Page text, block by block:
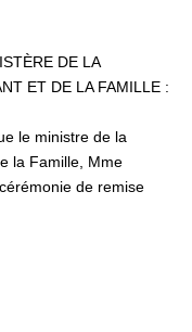
DE LA
ET DE LA FAMILLE :
le ministre de la
la Famille, Mme
de remise